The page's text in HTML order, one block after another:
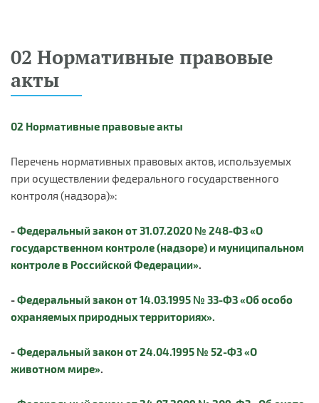
02 Нормативные правовые
акты
02 Нормативные правовые акты
Перечень нормативных правовых актов, используемых
при осуществлении федерального государственного
контроля (надзора)»:
-Федеральный закон от 31.07.2020 № 248-ФЗ «О
государственном контроле (надзоре) и муниципальном
контроле в Российской Федерации».
-Федеральный закон от 14.03.1995 № 33-ФЗ «Об особо
охраняемых природных территориях».
-Федеральный закон от 24.04.1995 № 52-ФЗ «О
животном мире».